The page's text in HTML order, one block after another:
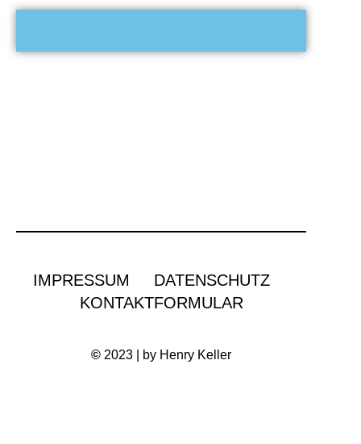
IMPRESSUM
DATENSCHUTZ
KONTAKTFORMULAR
© 2023 | by Henry Keller